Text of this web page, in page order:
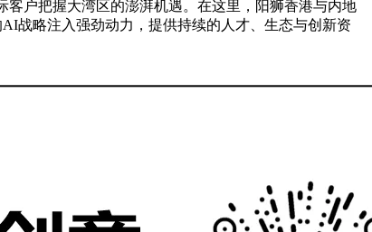
户把握大湾区的澎湃机遇。在这里，阳狮香港与内地
战略注入强劲动力，提供持续的人才、生态与创新资